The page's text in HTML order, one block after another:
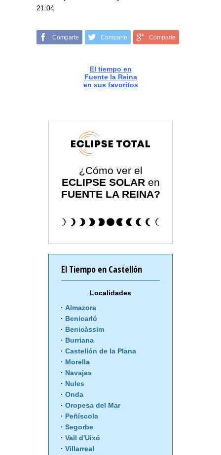
21:04
Comparte Comparte Comparte
El tiempo en
Fuente la Reina
en sus favoritos
¿Cómo ver el
ECLIPSE SOLAR en
FUENTE LA REINA?
El Tiempo en Castellón
Localidades
Almazora
Benicarló
Benicàssim
Burriana
Castellón de la Plana
Morella
Navajas
Nules
Onda
Oropesa del Mar
Peñíscola
Segorbe
Vall d'Uixó
Villarreal